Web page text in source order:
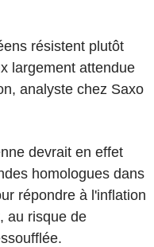
résistent plutôt
largement attendue
analyste chez Saxo
devrait en effet
homologues dans
répondre à l'inflation
au risque de